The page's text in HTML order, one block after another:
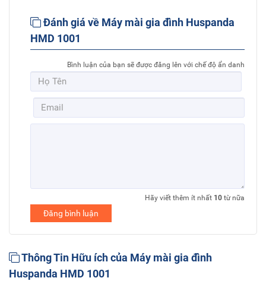
Đánh giá về Máy mài gia đình Huspanda
HMD 1001
Bình luận của bạn sẽ được đăng lên với chế độ ẩn danh
Hãy viết thêm ít nhất 10 từ nữa
Đăng bình luận
Thông Tin Hữu ích của Máy mài gia đình
Huspanda HMD 1001